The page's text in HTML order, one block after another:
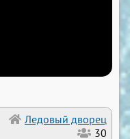
Ледовый дворец
30